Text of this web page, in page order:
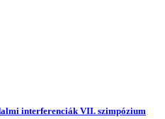
interferenciák VII. szimpózium